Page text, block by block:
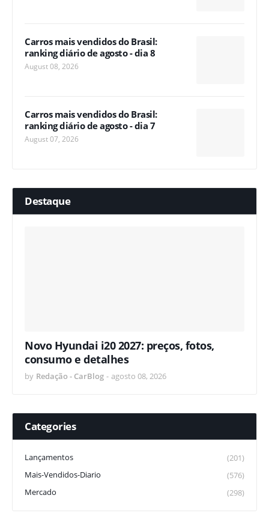
Carros mais vendidos do Brasil:
ranking diário de agosto - dia 8
August 08, 2026
Carros mais vendidos do Brasil:
ranking diário de agosto - dia 7
August 07, 2026
Destaque
Novo Hyundai i20 2027: preços, fotos,
consumo e detalhes
by Redação - CarBlog - agosto 08, 2026
Categories
Lançamentos
(201)
Mais-Vendidos-Diario
(576)
Mercado
(298)